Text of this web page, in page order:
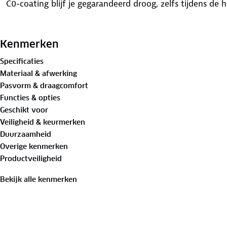
C0-coating blijf je gegarandeerd droog, zelfs tijdens de
broek snel over je schoenen aan te trekken. Bovendien
Na gebruik berg je de regenbroek eenvoudig op in het
Kenmerken
Specificaties
Materiaal & afwerking
Pasvorm & draagcomfort
Functies & opties
Geschikt voor
Veiligheid & keurmerken
Duurzaamheid
Overige kenmerken
Productveiligheid
Bekijk alle kenmerken